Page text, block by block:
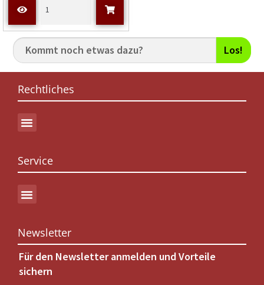
t
0
v
o
Los!
Rechtliches
Service
Newsletter
Für den Newsletter anmelden und Vorteile
sichern